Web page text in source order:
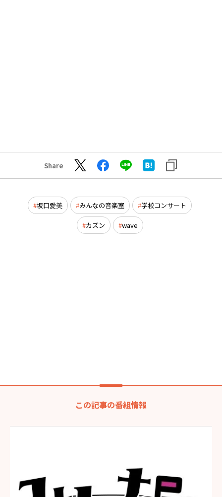
Share
坂口愛美 みんなの音楽室 学校コンサート
カズン wave
この記事の番組情報